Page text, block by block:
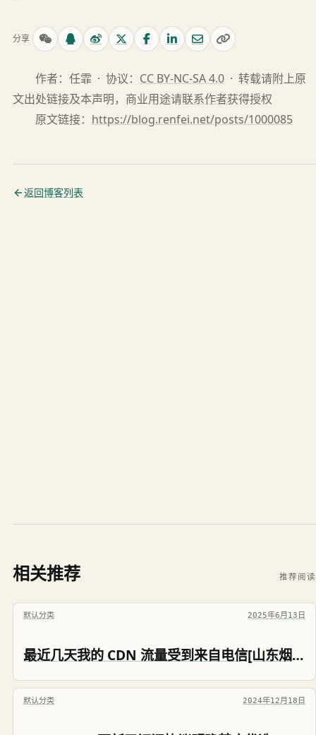
分享
作者：任霏 · 协议： CC BY-NC-SA 4.0· 转载请附上原
文出处链接及本声明，商业用途请联系作者获得授权
原文链接： https://blog.renfei.net/posts/1000085
返回博客列表
相关推荐 推荐阅读
默认分类 2025年6月13日
最近几天我的 CDN 流量受到来自电信[山东烟台]、[江苏扬州]两地家庭宽带的攻击
默认分类 2024年12月18日